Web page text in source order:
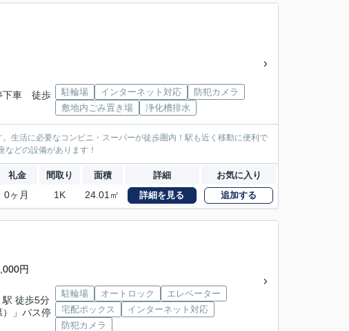
下車 徒歩
駐輪場 インターネット対応
防犯カメラ
敷地内ごみ置き場
浄化槽排水
活に必要なコンビニ・スーパーが徒歩圏内！駅も近く移動に便利で
どの設備があります！
礼金 間取り 面積 詳細 お気に入り
0ヶ月 1K 24.01㎡ 詳細を見る 追加する
円
駅 徒歩5分
）」バス停
駐輪場 オートロック
エレベーター
宅配ボックス
インターネット対応
防犯カメラ